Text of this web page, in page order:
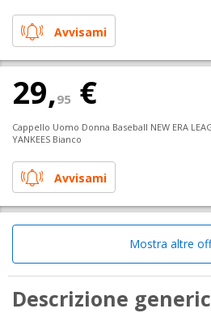
Avvisami
29,95 €
Cappello Uomo Donna Baseball NEW ERA
YANKEES Bianco
Avvisami
Mostra altre
Descrizione